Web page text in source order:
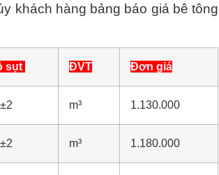
khách hàng bảng báo giá bê tông
sụt ĐVT Đơn giá
m³ 1.130.000
m³ 1.180.000